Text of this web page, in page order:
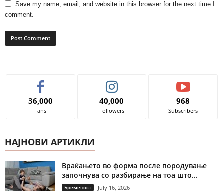
Save my name, email, and website in this browser for the next time I
comment.
36,000
Fans
40,000
Followers
968
Subscribers
НАЈНОВИ АРТИКЛИ
Враќањето во форма после породување
започнува со разбирање на тоа што...
Бременост July 16, 2026